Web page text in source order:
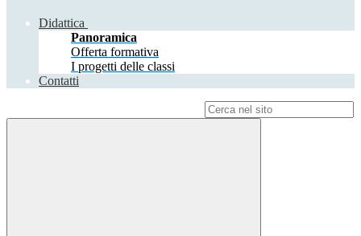
Didattica
Panoramica
Offerta formativa
I progetti delle classi
Contatti